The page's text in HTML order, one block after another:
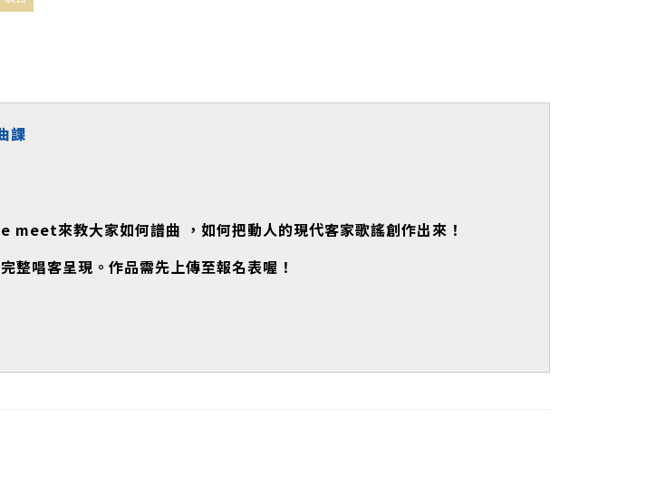
課
meet來教大家如何譜曲 ，如何把動人的現代客家歌謠創作出來！
整唱客呈現。作品需先上傳至報名表喔！